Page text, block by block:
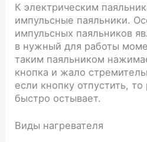
К электрическим
импульсные паяльники.
импульсных паяльников
в нужный для работы
таким паяльником
кнопка и жало
если кнопку отпустить, то
быстро остывает.
Виды нагревателя